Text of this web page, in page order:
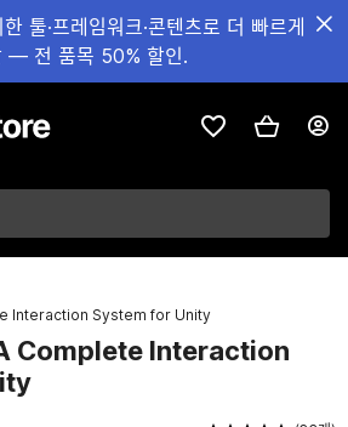
툴·프레임워크·콘텐츠로 더 빠르게
— 전 품목 50% 할인.
Interaction System for Unity
Complete Interaction